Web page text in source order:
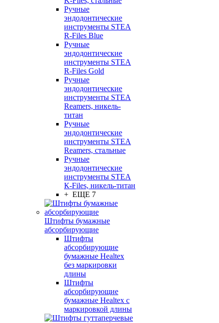
Ручные
эндодонтические
инструменты STEA
R-Files Blue
Ручные
эндодонтические
инструменты STEA
R-Files Gold
Ручные
эндодонтические
инструменты STEA
Reamers, никель-
титан
Ручные
эндодонтические
инструменты STEA
Reamers, стальные
Ручные
эндодонтические
инструменты STEA
К-Files, никель-титан
+ ЕЩЕ 7
Штифты бумажные
абсорбирующие
Штифты
абсорбирующие
бумажные Healtex
без маркировки
длины
Штифты
абсорбирующие
бумажные Healtex с
маркировкой длины